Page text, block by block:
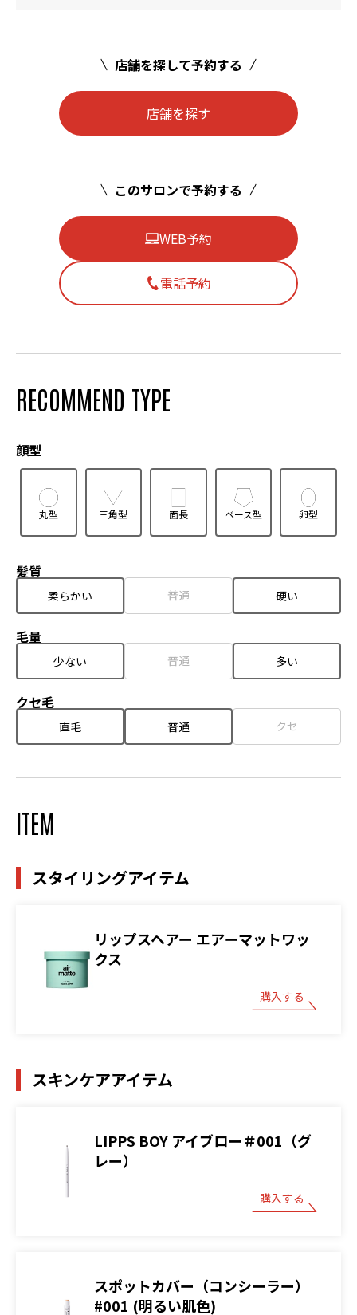
店舗を探して予約する
店舗を探す
このサロンで予約する
WEB予約
電話予約
RECOMMEND TYPE
顔型
丸型 三角型 面長 ベース型 卵型
髪質
柔らかい 普通 硬い
毛量
少ない 普通 多い
クセ毛
直毛 普通 クセ
ITEM
スタイリングアイテム
リップスヘアー エアーマットワッ
クス
購入する
スキンケアアイテム
LIPPS BOY アイブロー＃001（グ
レー）
購入する
スポットカバー（コンシーラー）
#001 (明るい肌色)